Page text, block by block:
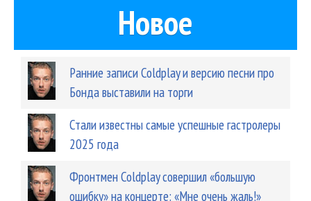
Новое
Ранние записи Coldplay и версию песни про
Бонда выставили на торги
Стали известны самые успешные гастролеры
2025 года
Фронтмен Coldplay совершил «большую
ошибку» на концерте: «Мне очень жаль!»